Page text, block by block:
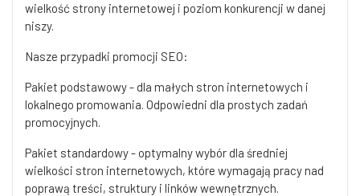
wielkość strony internetowej i poziom konkurencji w danej
niszy.
Nasze przypadki promocji SEO:
Pakiet podstawowy - dla małych stron internetowych i
lokalnego promowania. Odpowiedni dla prostych zadań
promocyjnych.
Pakiet standardowy - optymalny wybór dla średniej
wielkości stron internetowych, które wymagają pracy nad
poprawą treści, struktury i linków wewnętrznych.